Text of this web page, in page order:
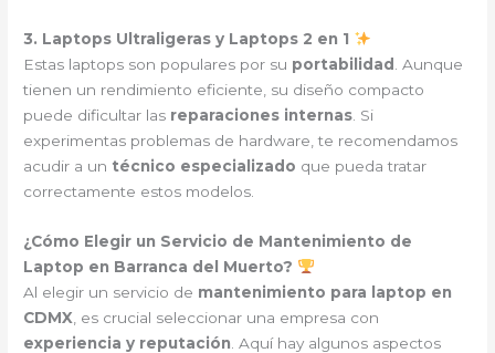
3. Laptops Ultraligeras y Laptops 2 en 1
Estas laptops son populares por su portabilidad
. Aunque
tienen un rendimiento eficiente, su diseño compacto
puede dificultar las reparaciones internas . Si
experimentas problemas de hardware, te recomendamos
acudir a un técnico especializado que pueda tratar
correctamente estos modelos.
¿Cómo Elegir un Servicio de Mantenimiento de
Laptop en Barranca del Muerto?
Al elegir un servicio de mantenimiento para laptop en
CDMX , es crucial seleccionar una empresa con
experiencia y reputación . Aquí hay algunos aspectos